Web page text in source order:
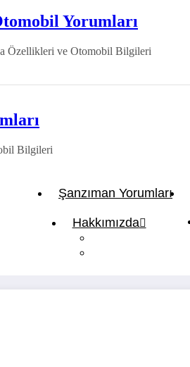
Yorumları
Özellikleri ve Otomobil Bilgileri
Bilgileri
Şanzıman Yorumları
Hakkımızda